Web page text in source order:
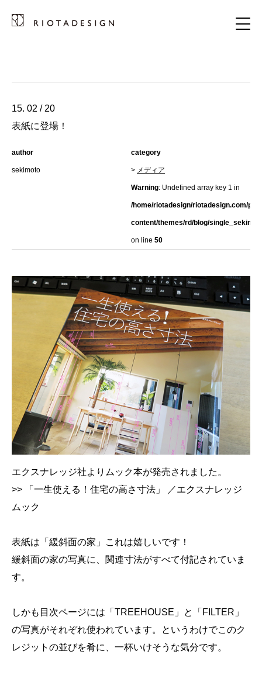
15. 02 / 20
表紙に登場！
author
sekimoto
category
> メディア
Warning: Undefined array key 1 in
/home/riotadesign/riotadesign.com/
content/themes/rd/blog/
on line 50
エクスナレッジ社よりムック本が発売されました。
>>
「一生使える！住宅の高さ寸法」
／エクスナレッジ
ムック
表紙は「緩斜面の家」これは嬉しいです！
緩斜面の家の写真に、関連寸法がすべて付記されていま
す。
しかも目次ページには「TREEHOUSE」と「FILTER」
の写真がそれぞれ使われています。というわけでこのク
レジットの並びを肴に、一杯いけそうな気分です。